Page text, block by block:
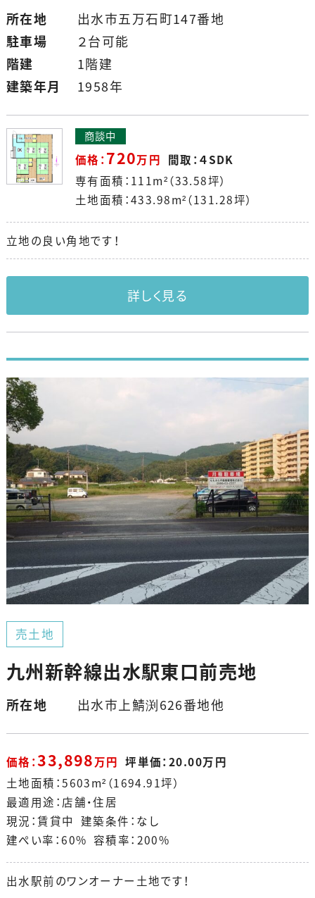
所在地
出水市五万石町147番地
駐車場
２台可能
階建
1階建
建築年月
1958年
商談中
価格：720万円 間取：４SDK
専有面積：111m²（33.58坪）
土地面積：433.98m²（131.28坪）
立地の良い角地です！
詳しく見る
売土地
九州新幹線出水駅東口前売地
所在地 出水市上鯖渕626番地他
価格：33,898万円 坪単価：20.00万円
土地面積：5603m²（1694.91坪）
最適用途：店舗・住居
現況：賃貸中 建築条件：なし
建ぺい率：60% 容積率：200%
出水駅前のワンオーナー土地です！